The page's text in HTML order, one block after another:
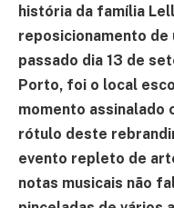
história da família
reposicionamento de
passado dia 13 de
Porto, foi o local
momento assinalado
rótulo deste
evento repleto de
notas musicais não